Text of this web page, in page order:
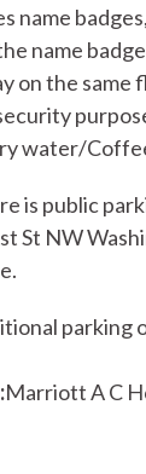
name
name
on the
water/
is public
St NW
parking
Marriott A C